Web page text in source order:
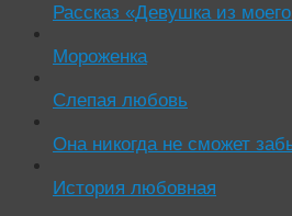
Рассказ «Девушка из
Мороженка
Слепая любовь
Она никогда не сможет
История любовная